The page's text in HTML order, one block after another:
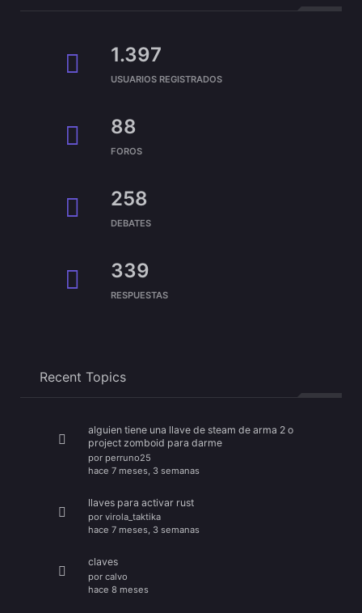
1.397
USUARIOS REGISTRADOS
88
FOROS
258
DEBATES
339
RESPUESTAS
Recent Topics
alguien tiene una llave de steam de arma 2 o
project zomboid para darme
por perruno25
hace 7 meses, 3 semanas
llaves para activar rust
por virola_taktika
hace 7 meses, 3 semanas
claves
por calvo
hace 8 meses